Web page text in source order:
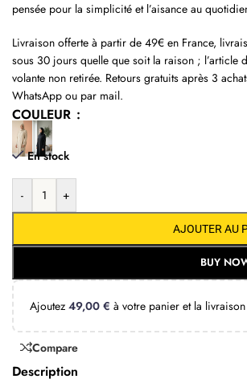
pensée pour la simplicité et l’aisance au
Livraison offerte à partir de 49€ en France,
sous 30 jours quelle que soit la raison ; l’article
volante non retirée. Retours gratuits après 3
WhatsApp ou par mail.
COULEUR
En stock
- +
AJOUTER AU
BUY
Ajoutez49,00€ à votre panier et la
Compare
Description